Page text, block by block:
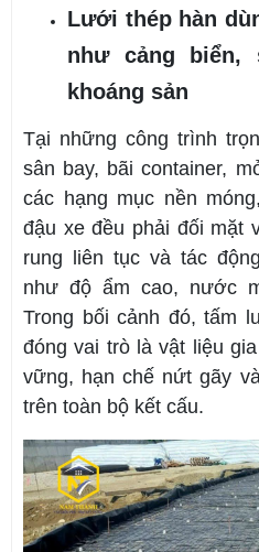
Lưới thép hàn
như cảng biển,
khoáng sản
Tại những công trình
sân bay, bãi container,
các hạng mục nền
đậu xe đều phải đối mặt
rung liên tục và tác
như độ ẩm cao, nước
Trong bối cảnh đó, tấm
đóng vai trò là vật liệu
vững, hạn chế nứt gãy
trên toàn bộ kết cấu.